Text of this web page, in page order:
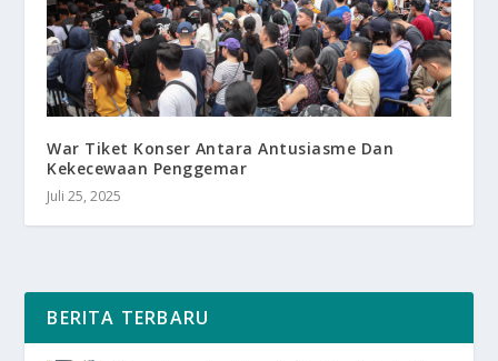
War Tiket Konser Antara Antusiasme Dan
Kekecewaan Penggemar
Juli 25, 2025
BERITA TERBARU